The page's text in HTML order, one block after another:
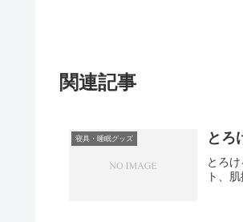
関連記事
寝具・睡眠グッズ とろ
とろ
ト、